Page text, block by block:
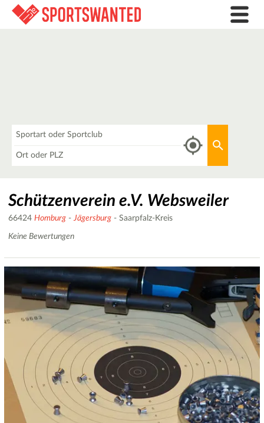
Schützenverein e.V. Websweiler
66424 Homburg -Jägersburg - Saarpfalz-Kreis
Keine Bewertungen